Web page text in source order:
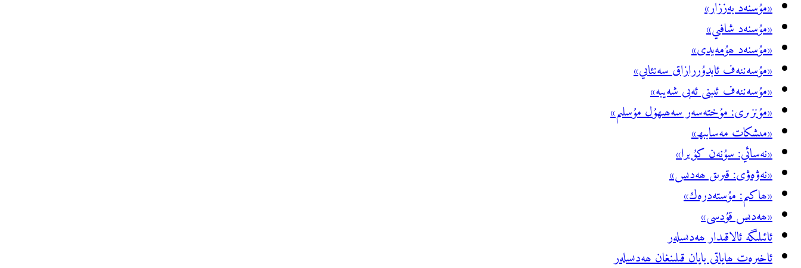
«مۇسنەد بەززار»
«مۇسنەد شافىي»
«مۇسنەد ھۇمەيدى»
«مۇسەننەف ئابدۇررازاق سەنئاىي»
«مۇسەننەف ئىبنى ئەبى شەيبە»
«مۇنزىرى: مۇختەسەر سەھىھۇل مۇسلىم»
«مىشكات مەسابىھ»
«نەسائي: سۇنەن كۇبرا»
«نەۋەۋى: قىرىق ھەدىس»
«ھاكىم: مۇستەدرەك»
«ھەدىس قۇدسى»
ئائىلىگە ئالاقىدار ھەدىسلەر
ئاخىرەت ھاياتى بايان قىلىنغان ھەدىسلەر